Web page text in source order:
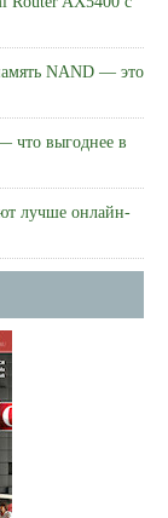
NAND — это
что выгоднее в
лучше онлайн-